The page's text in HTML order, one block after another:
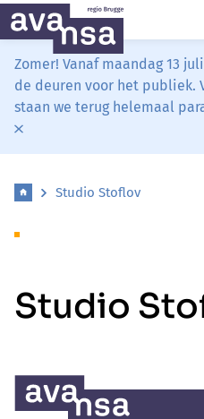
Zomer! Vanaf maandag 13
de deuren voor het publiek.
staan we terug helemaal
Studio Stoflov
Studio